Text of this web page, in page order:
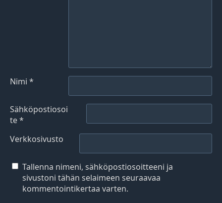
Nimi *
Sähköpostiosoi
te*
Verkkosivusto
Tallenna nimeni, sähköpostiosoitteeni ja
sivustoni tähän selaimeen seuraavaa
kommentointikertaa varten.